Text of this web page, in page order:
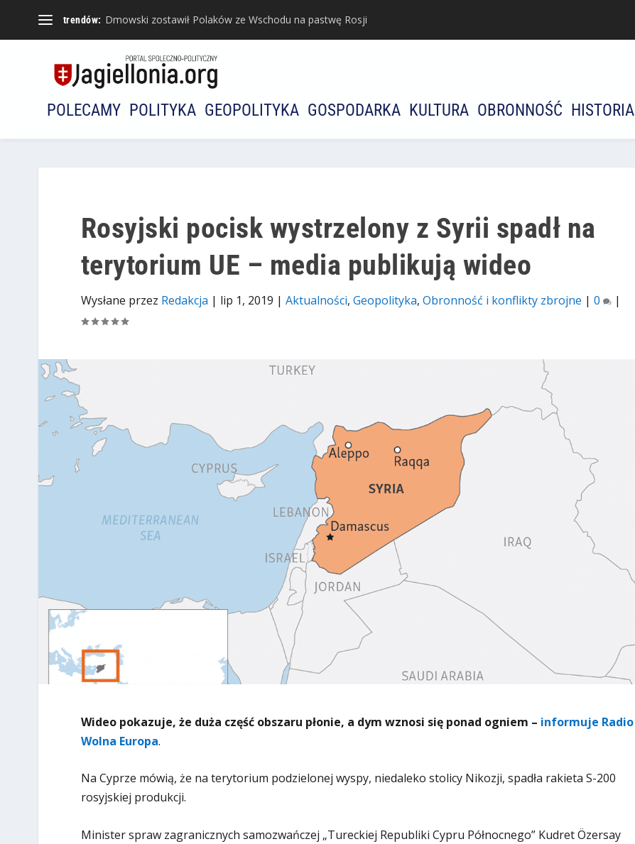
trendów: Dmowski zostawił Polaków ze Wschodu na pastwę Rosji
POLECAMY POLITYKA GEOPOLITYKA GOSPODARKA KULTURA OBRONNOŚĆ HISTORIA
Rosyjski pocisk wystrzelony z Syrii spadł na
terytorium UE – media publikują wideo
Wysłane przez Redakcja | lip 1, 2019 | Aktualności, Geopolityka, Оbronność i konflikty zbrojne | 0 |
Wideo pokazuje, że duża część obszaru płonie, a dym wznosi się ponad ogniem – informuje Radio
Wolna Europa.
Na Cyprze mówią, że na terytorium podzielonej wyspy, niedaleko stolicy Nikozji, spadła rakieta S-200
rosyjskiej produkcji.
Minister spraw zagranicznych samozwańczej „Tureckiej Republiki Cypru Północnego” Kudret Özersay